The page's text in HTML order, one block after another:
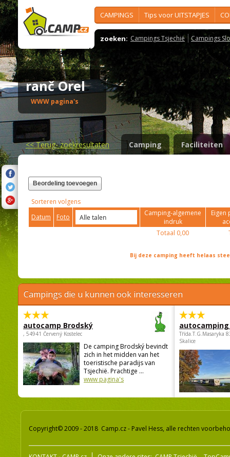
CAMPINGS Tips voor UITSTAPJES
zoeken: Campings Tsjechië Campings
ranč Orel
WWW pagina's
<<Terug- zoekresultaten Camping Faciliteiten
Beordeling toevoegen
Sorteren volgens
Datum
Foto
Camping-algemene
indruk
Eigen
Totaal 0,00
Bij deze camping heeft helaas
Campings die u kunnen ook interesseren
autocamp Brodský
, 54941 Červený Kostelec
De camping Brodský bevindt
zich in het midden van het
toeristische paradijs van
Tsjechië. Prachtige ...
www pagina's
autocamping
Třída.T.G.Masaryka
Skalice
Copyright© 2009 - 2018 Camp.cz - Pavel Hess, alle rechten